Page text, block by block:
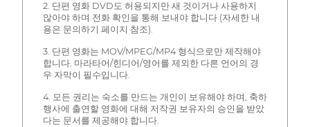
2. 단편 영화 DVD도 허용되지만 새 것이거나 사용하지
않아야 하며 전화 확인을 통해 보내야 합니다 (자세한 내
용은 문의하기 페이지 참조).
3. 단편 영화는 MOV/MPEG/MP4 형식으로만 제작해야
합니다. 마라타어/힌디어/영어를 제외한 다른 언어의 경
우 자막이 필수입니다.
4. 모든 권리는 숙소를 만드는 개인이 보유해야 하며, 축하
행사에 출연할 영화에 대해 저작권 보유자의 승인을 받았
다는 문서를 제공해야 합니다.